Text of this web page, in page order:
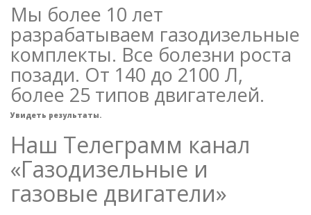
Мы более 10 лет
разрабатываем газодизельные
комплекты. Все болезни роста
позади. От 140 до 2100 Л,
более 25 типов двигателей.
Увидеть результаты.
Наш Телеграмм канал
«Газодизельные и
газовые двигатели»